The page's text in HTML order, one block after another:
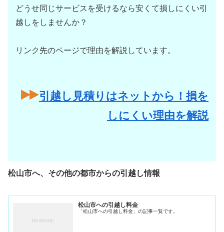
どうせ同じサービスを受けるなら安くて損しにくい引
越しをしませんか？
リンク先のページで理由を解説しています。
引越し見積りはネットから！損を
しにくい理由を解説
松山市へ、その他の都市からの引越し情報
松山市への引越し料金
「松山市への引越し料金」の記事一覧です。